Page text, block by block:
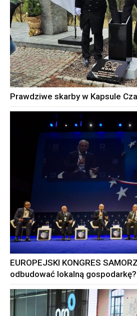
Prawdziwe skarby w Kapsule
EUROPEJSKI KONGRES
odbudować lokalną gospodarkę?